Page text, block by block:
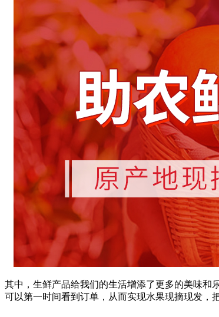
其中，生鲜产品给我们的生活增添了更多的美味和
可以第一时间看到订单，从而实现水果现摘现发，